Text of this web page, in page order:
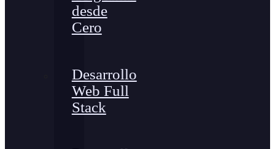
desde
Cero
Desarrollo
Web Full
Stack